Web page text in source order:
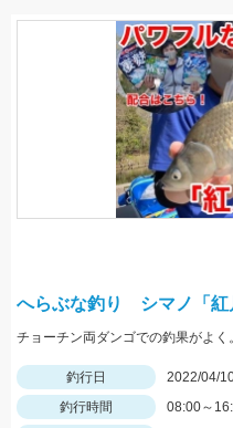
へらぶな釣り シマノ「紅
釣行日
2022/04/
釣行時間
08:00～